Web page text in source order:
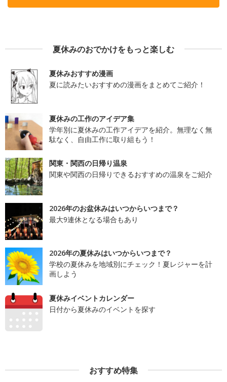
夏休みのおでかけをもっと楽しむ
夏休みおすすめ漫画
夏に読みたいおすすめの漫画をまとめてご紹介！
夏休みの工作のアイデア集
学年別に夏休みの工作アイデアを紹介。無理なく無
駄なく、自由工作に取り組もう！
関東・関西の日帰り温泉
関東や関西の日帰りできるおすすめの温泉をご紹介
2026年のお盆休みはいつからいつまで？
最大9連休となる場合もあり
2026年の夏休みはいつからいつまで？
学校の夏休みを地域別にチェック！夏レジャーを計
画しよう
夏休みイベントカレンダー
日付から夏休みのイベントを探す
おすすめ特集